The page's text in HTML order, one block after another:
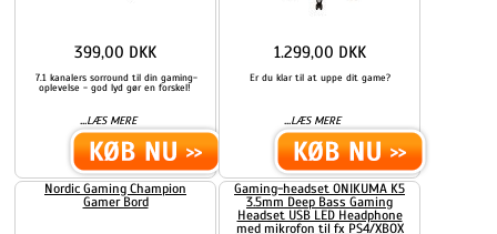
7.1 kanalers sorround til din gaming-
oplevelse - god lyd gør en forskel!
...LÆS MERE
399,00 DKK
Er du klar til at uppe dit game?
...LÆS MERE
1.299,00 DKK
Nordic Gaming Champion
Gamer Bord
Gaming-headset ONIKUMA K5
3.5mm Deep Bass Gaming
Headset USB LED Headphone
med mikrofon til fx PS4/XBOX